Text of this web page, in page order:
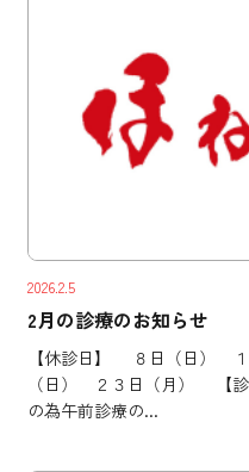
2026.2.5
2月の診療のお知らせ
【休診日】 ８日（日）
（日） ２３日（月） 【診
の為午前診療の...